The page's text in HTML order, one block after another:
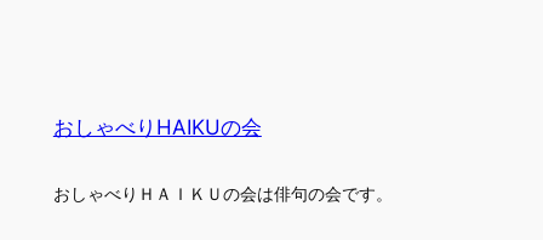
おしゃべりHAIKUの会
おしゃべりＨＡＩＫＵの会は俳句の会です。